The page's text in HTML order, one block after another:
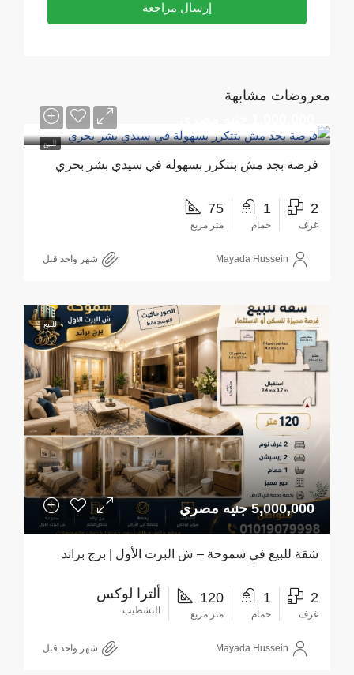
إرسال مراجعة
معروضات مشابهة
للبيع
فرصة بجد مش بتتكرر بسهولة في سيدي بشر بحري
2
غرف
1
حمام
75
متر مربع
Mayada Hussein ‏شهر واحد قبل
للبيع
5,000,000 جنيه مصري
شقة للبيع في سموحة – ش البرت الأول | برج براند
2
غرف
1
حمام
120
متر مربع
ألترا لوكس
التشطيب
Mayada Hussein ‏شهر واحد قبل